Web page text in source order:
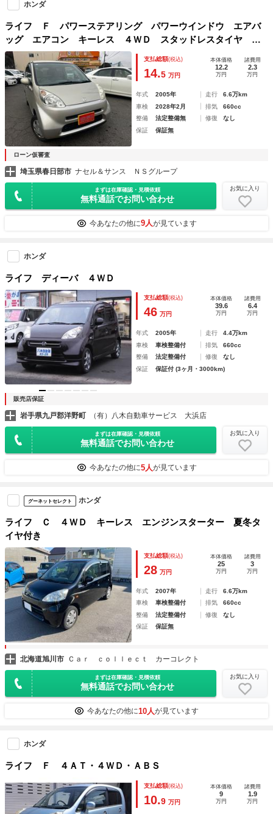
ホンダ
ライフ Ｆ パワーステアリング パワーウインドウ エアバ
ッグ エアコン キーレス ４ＷＤ スタッドレスタイヤ 純
正ＣＤデッキ ＦＭ
支払総額(税込)
14.5 万円
本体価格
12.2
万円
諸費用
2.3
万円
年式 2005年 走行
6.6万km
車検
2028年2月 排気
660cc
整備
法定整備無 修復
なし
保証
保証無
ローン仮審査
埼玉県春日部市 ナセル＆サンス ＮＳグループ
まずは在庫確認・見積依頼
無料通話でお問い合わせ
お気に入り
今あなたの他に9人が見ています
ホンダ
ライフ ディーバ ４ＷＤ
支払総額(税込)
46 万円
本体価格
39.6
万円
諸費用
6.4
万円
年式 2005年 走行
4.4万km
車検
車検整備付 排気
660cc
整備
法定整備付 修復
なし
保証
保証付 (3ヶ月・3000km)
販売店保証
岩手県九戸郡洋野町 （有）八木自動車サービス 大浜店
まずは在庫確認・見積依頼
無料通話でお問い合わせ
お気に入り
今あなたの他に5人が見ています
グーネットセレクト ホンダ
ライフ Ｃ ４ＷＤ キーレス エンジンスターター 夏冬タ
イヤ付き
支払総額(税込)
28 万円
本体価格
25
万円
諸費用
3
万円
年式 2007年 走行
6.6万km
車検
車検整備付 排気
660cc
整備
法定整備付 修復
なし
保証
保証無
北海道旭川市 Ｃａｒ ｃｏｌｌｅｃｔ カーコレクト
まずは在庫確認・見積依頼
無料通話でお問い合わせ
お気に入り
今あなたの他に10人が見ています
ホンダ
ライフ Ｆ ４ＡＴ・４ＷＤ・ＡＢＳ
支払総額(税込)
10.9 万円
本体価格
9
万円
諸費用
1.9
万円